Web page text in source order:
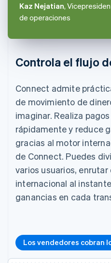
Kaz Nejatian,
de operaciones
Controla el flujo
Connect admite
de movimiento de
imaginar. Realiza
rápidamente y reduce
gracias al motor
de Connect. Puedes
varios usuarios,
internacional al
ganancias en cada
Los vendedores cobran